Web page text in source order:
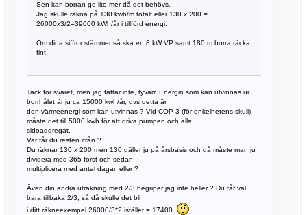
Sen kan borran ge lite mer då det behövs.
Jag skulle räkna på 130 kwh/m totalt eller 130 x 200 =
26000x3/2=39000 kWh/år i tillförd energi.
Om dina siffror stämmer så ska en 8 kW VP samt 180 m borra räcka
fint.
Tack för svaret, men jag fattar inte, tyvärr. Energin som kan utvinnas ur
borrhålet är ju ca 15000 kwh/år, dvs detta är
den värmeenergi som kan utvinnas ? Vid COP 3 (för enkelhetens skull)
måste det till 5000 kwh för att driva pumpen och alla
sidoaggregat.
Var får du resten ifrån ?
Du räknar 130 x 200 men 130 gäller ju på årsbasis och då måste man ju
dividera med 365 först och sedan
multiplicera med antal dagar, eller ?
Även din andra uträkning med 2/3 begriper jag inte heller ? Du får väl
bara tillbaka 2/3, så då skulle det bli
i ditt räkneexempel 26000/3*2 istället = 17400.